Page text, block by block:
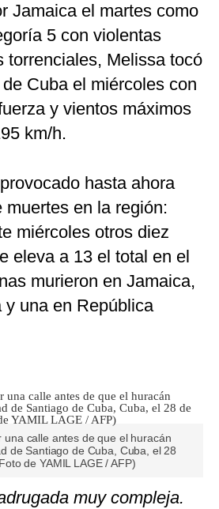
Jamaica el martes como
5 con violentas
torrenciales, Melissa tocó
Cuba el miércoles con
y vientos máximos
km/h.
hasta ahora
muertes en la región:
miércoles otros diez
eleva a 13 el total en el
murieron en Jamaica,
y una en República
una calle antes de que el huracán
de Santiago de Cuba, Cuba, el 28
de YAMIL LAGE / AFP)
muy compleja.